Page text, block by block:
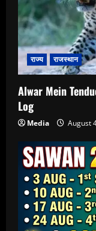
राज्य राजस्थान
Alwar Mein
Log
Media August